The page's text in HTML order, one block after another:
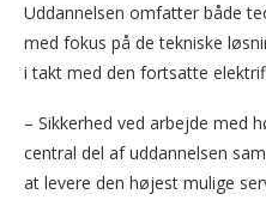
Uddannelsen omfatter både
med fokus på de tekniske
i takt med den fortsatte
– Sikkerhed ved arbejde med
central del af uddannelsen
at levere den højest mulige